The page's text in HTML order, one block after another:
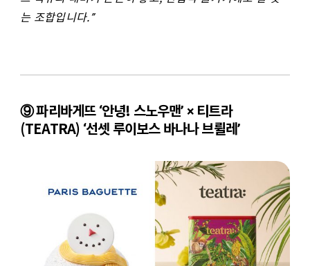
는 조합입니다.”
⑨ 파리바게뜨 ‘안녕! 스노우맨’ × 티트라
(TEATRA) ‘선셋 루이보스 바나나 브륄레’